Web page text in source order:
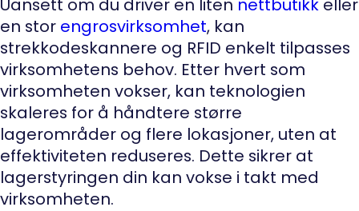
en stor engrosvirksomhet, kan
strekkodeskannere og RFID enkelt tilpasses
virksomhetens behov. Etter hvert som
virksomheten vokser, kan teknologien
skaleres for å håndtere større
lagerområder og flere lokasjoner, uten at
effektiviteten reduseres. Dette sikrer at
lagerstyringen din kan vokse i takt med
virksomheten.